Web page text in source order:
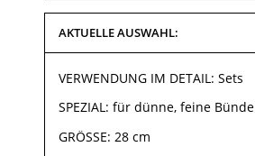
AKTUELLE AUSWAHL:
VERWENDUNG IM DETAIL: Sets
SPEZIAL: für dünne, feine Bünde
GRÖSSE: 28 cm